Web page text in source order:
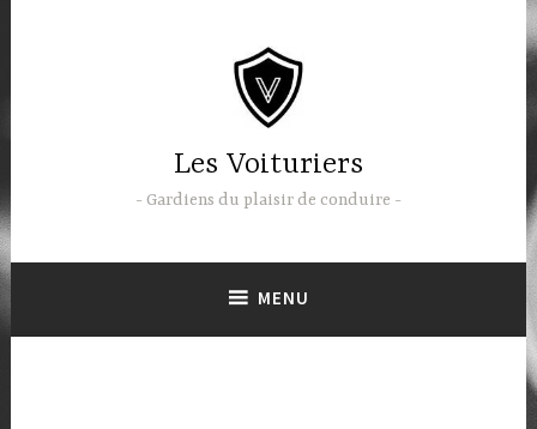
Les Voituriers
Gardiens du plaisir de conduire
MENU